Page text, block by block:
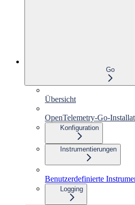
Go
Übersicht
OpenTelemetry-Go-
Konfiguration
Instrumentierungen
Benutzerdefinierte
Logging